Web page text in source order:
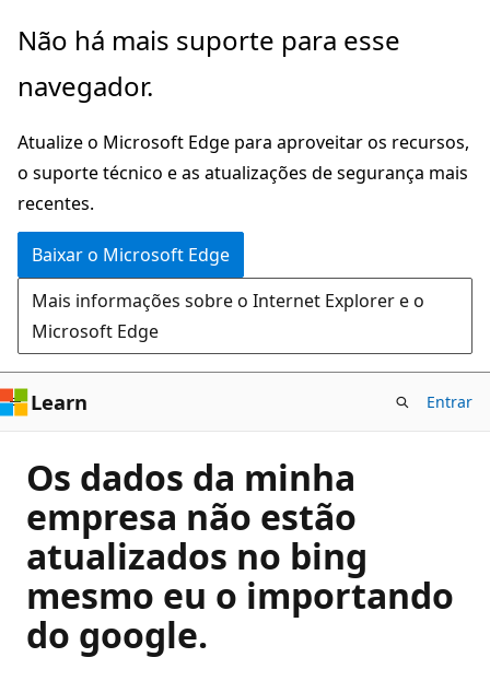
Pular
o
principal
Não há mais suporte para esse
navegador.
Atualize o Microsoft Edge para aproveitar os recursos,
o suporte técnico e as atualizações de segurança mais
recentes.
Baixar o Microsoft Edge
Mais informações sobre o Internet Explorer e o
Microsoft Edge
Learn Entrar
Os dados da minha
empresa não estão
atualizados no bing
mesmo eu o importando
do google.